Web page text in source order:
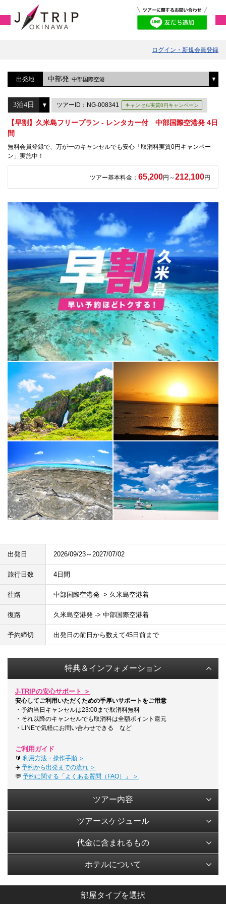
ログイン・新規会員登録
出発地 中部発 中部国際空港
ツアーID：NG-008341 キャンセル実質0円キャンペーン
【早割】久米島フリープラン - レンタカー付 中部国際空港発 4日
間
無料会員登録で、万が一のキャンセルでも安心「取消料実質0円キャンペー
ン」実施中！
ツアー基本料金： 65,200円～212,100円
出発日 2026/09/23～2027/07/02
旅行日数 4日間
往路 中部国際空港発 -> 久米島空港着
復路 久米島空港発 -> 中部国際空港着
予約締切 出発日の前日から数えて45日前まで
特典＆インフォメーション
J-TRIPの安心サポート ＞
安心してご利用いただくための手厚いサポートをご用意
・予約当日キャンセルは23:00まで取消料無料
・それ以降のキャンセルでも取消料は全額ポイント還元
・LINEで気軽にお問い合わせできる など
ご利用ガイド
🔰 利用方法・操作手順 ＞
✈️ 予約から出発までの流れ ＞
💬 予約に関する「よくある質問（FAQ）」 ＞
ツアー内容
ツアースケジュール
代金に含まれるもの
ホテルについて
部屋タイプを選択